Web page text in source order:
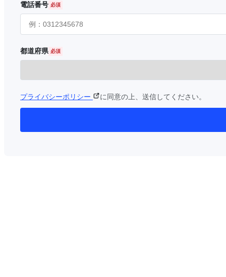
電話番号
都道府県
プライバシーポリシー に同意の上、送信してください。